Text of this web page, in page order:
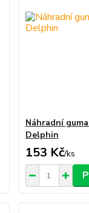
Náhradní
Delphin
153 Kč/ks